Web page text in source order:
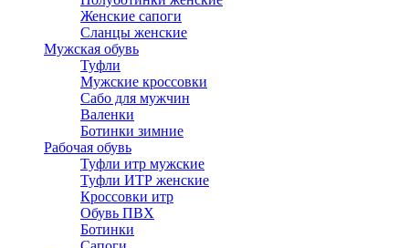
Женские сапоги
Сланцы женские
Мужская обувь
Туфли
Мужские кроссовки
Сабо для мужчин
Валенки
Ботинки зимние
Рабочая обувь
Туфли итр мужские
Туфли ИТР женские
Кроссовки итр
Обувь ПВХ
Ботинки